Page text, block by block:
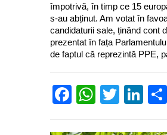
împotrivă, în timp ce 15
s-au abținut. Am votat în
candidaturii sale, ținând cont
prezentat în fața
de faptul că reprezintă PPE,
Facebook
Twitter